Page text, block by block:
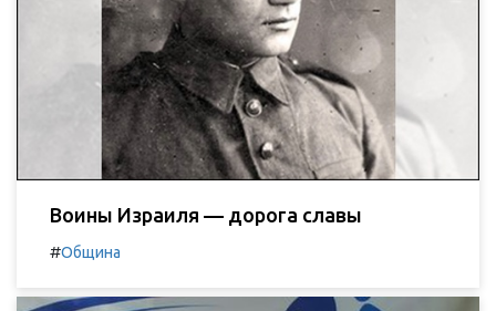
Воины Израиля — дорога славы
#Община